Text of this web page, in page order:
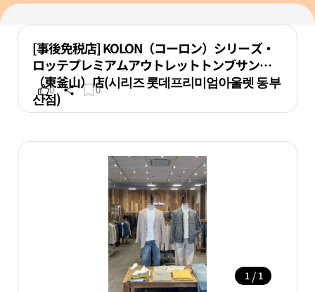
[事後免税店] KOLON（コーロン）シリーズ・
ロッテプレミアムアウトレットトンブサン
（東釜山）店(시리즈 롯데프리미엄아울렛 동부
산점)
0 0
1 / 1